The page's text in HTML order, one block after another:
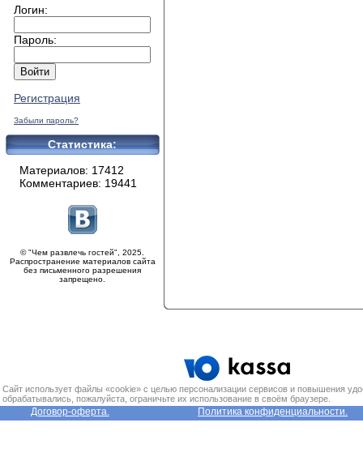
Логин:
Пароль:
Регистрация
Забыли пароль?
Статистика:
Материалов: 17412
Комментариев: 19441
© "Чем развлечь гостей", 2025.
Распространение материалов сайта
без письменного разрешения
запрещено.
Сайт использует файлы «cookie» с целью персонализации сервисов и повышения
обрабатывались, пожалуйста, ограничьте их использование в своём браузере.
Договор-оферта. Политика конфиденциальности.